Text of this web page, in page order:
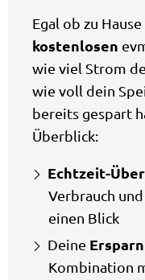
Egal ob zu
kostenlosen
wie viel Strom
wie voll dein
bereits gespart
Überblick:
Echtzeit-
Verbrauch
einen Blick
Deine
Kombination